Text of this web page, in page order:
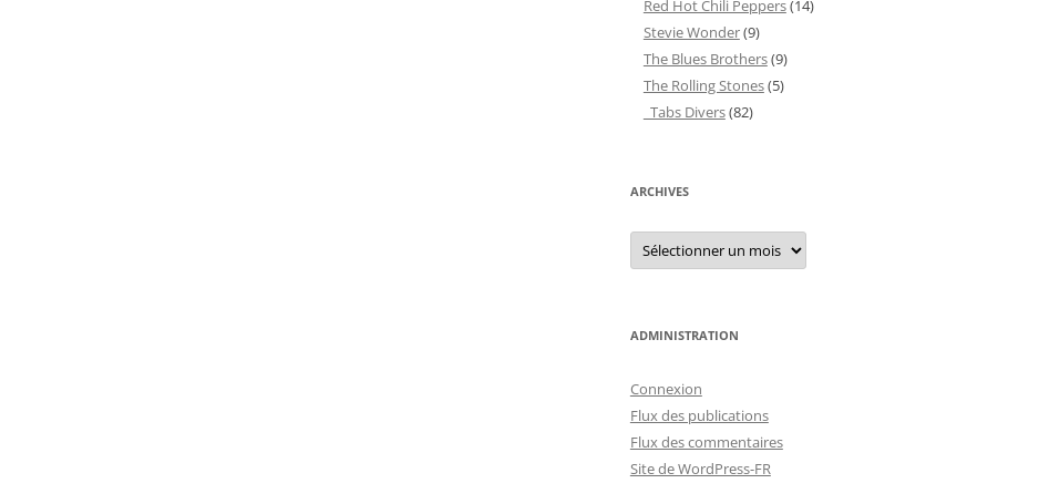
Red Hot Chili Peppers(14)
Stevie Wonder(9)
The Blues Brothers(9)
The Rolling Stones(5)
_Tabs Divers(82)
ARCHIVES
Archives
ADMINISTRATION
Connexion
Flux des publications
Flux des commentaires
Site de WordPress-FR